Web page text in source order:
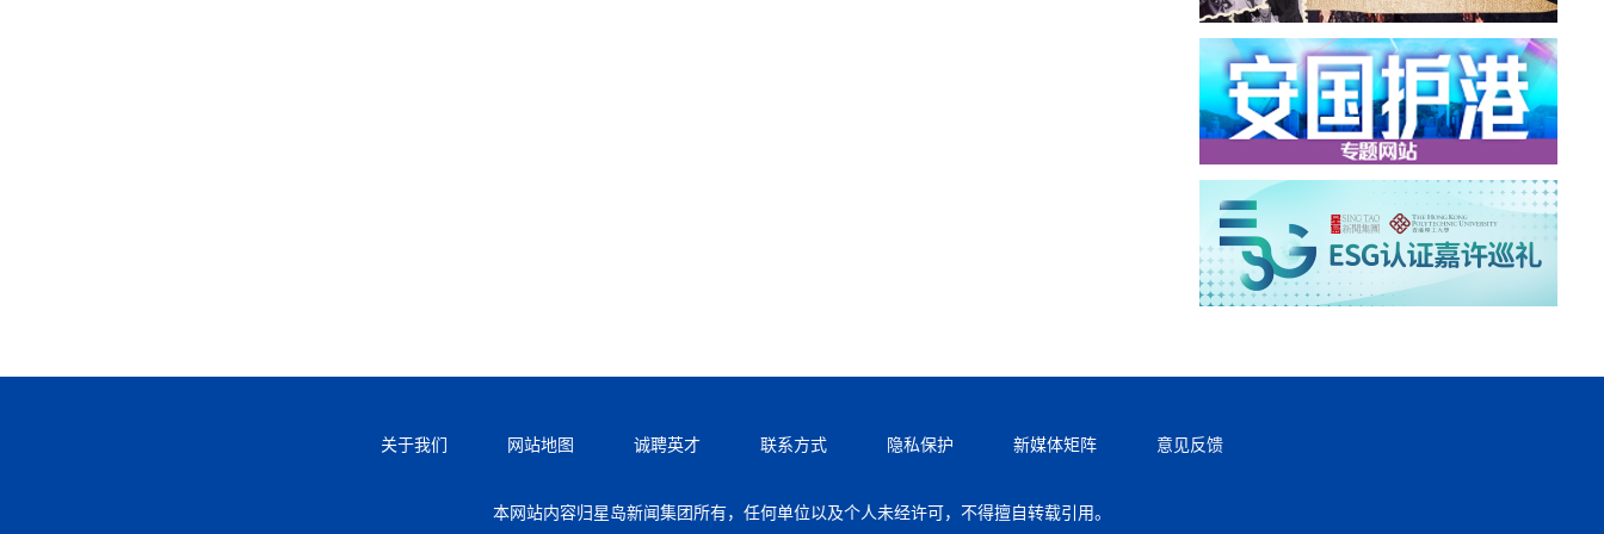
关于我们 网站地图 诚聘英才 联系方式 隐私保护 新媒体矩阵 意见反馈
本网站内容归星岛新闻集团所有，任何单位以及个人未经许可，不得擅自转载引用。